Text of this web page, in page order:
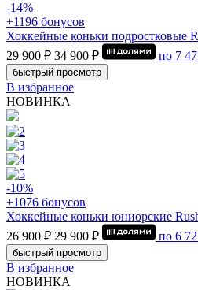
-14%
+1196 бонусов
Хоккейные коньки подростковые
29 900 ₽ 34 900 ₽ по 7
быстрый просмотр
В избранное
НОВИНКА
-10%
+1076 бонусов
Хоккейные коньки юниорские
26 900 ₽ 29 900 ₽ по 6
быстрый просмотр
В избранное
НОВИНКА